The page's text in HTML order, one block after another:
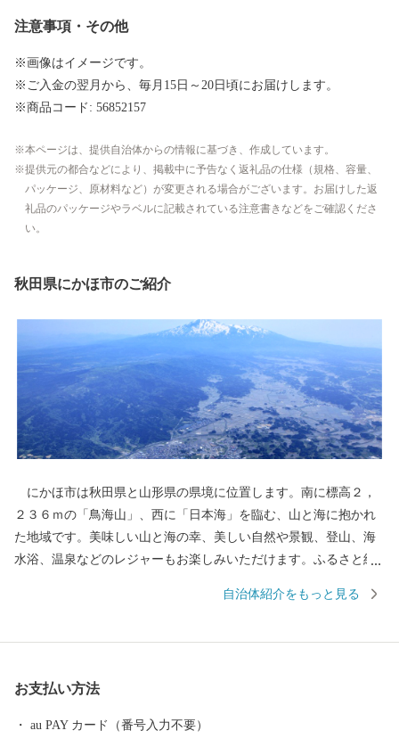
注意事項・その他
※画像はイメージです。
※ご入金の翌月から、毎月15日～20日頃にお届けします。
※商品コード: 56852157
本ページは、提供自治体からの情報に基づき、作成しています。
提供元の都合などにより、掲載中に予告なく返礼品の仕様（規格、容量、
パッケージ、原材料など）が変更される場合がございます。お届けした返
礼品のパッケージやラベルに記載されている注意書きなどをご確認くださ
い。
秋田県にかほ市のご紹介
にかほ市は秋田県と山形県の県境に位置します。南に標高２，
２３６ｍの「鳥海山」、西に「日本海」を臨む、山と海に抱かれ
た地域です。美味しい山と海の幸、美しい自然や景観、登山、海
水浴、温泉などのレジャーもお楽しみいただけます。ふるさと納
自治体紹介をもっと見る
お支払い方法
au PAY カード（番号入力不要）